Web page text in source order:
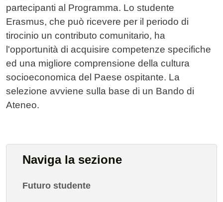
partecipanti al Programma. Lo studente
Erasmus, che può ricevere per il periodo di
tirocinio un contributo comunitario, ha
l'opportunità di acquisire competenze specifiche
ed una migliore comprensione della cultura
socioeconomica del Paese ospitante. La
selezione avviene sulla base di un Bando di
Ateneo.
Naviga la sezione
Futuro studente